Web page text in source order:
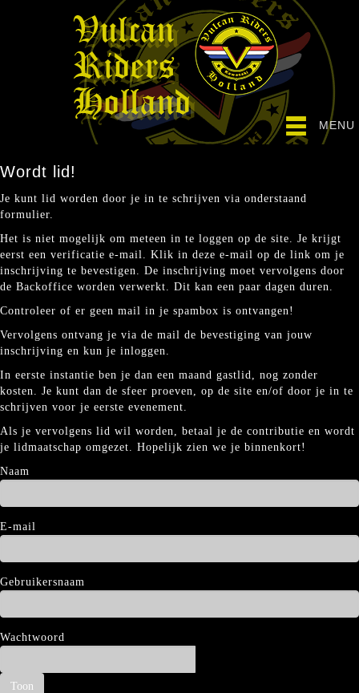
MENU
Wordt lid!
Je kunt lid worden door je in te schrijven via onderstaand
formulier.
Het is niet mogelijk om meteen in te loggen op de site. Je krijgt
eerst een verificatie e-mail. Klik in deze e-mail op de link om je
inschrijving te bevestigen. De inschrijving moet vervolgens door
de Backoffice worden verwerkt. Dit kan een paar dagen duren.
Controleer of er geen mail in je spambox is ontvangen!
Vervolgens ontvang je via de mail de bevestiging van jouw
inschrijving en kun je inloggen.
In eerste instantie ben je dan een maand gastlid, nog zonder
kosten. Je kunt dan de sfeer proeven, op de site en/of door je in te
schrijven voor je eerste evenement.
Als je vervolgens lid wil worden, betaal je de contributie en wordt
je lidmaatschap omgezet. Hopelijk zien we je binnenkort!
Naam
E-mail
Gebruikersnaam
Wachtwoord
Toon